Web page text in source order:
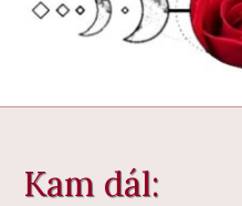
Kam dál: